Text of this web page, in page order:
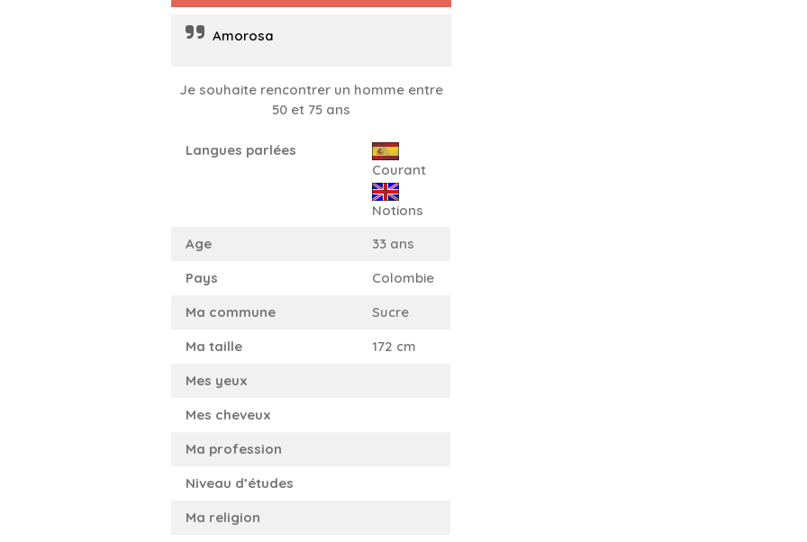
Amorosa
Je souhaite rencontrer un homme entre
50 et 75 ans
Langues parlées
Courant
Notions
Age
33 ans
Pays
Colombie
Ma commune
Sucre
Ma taille
172 cm
Mes yeux
Mes cheveux
Ma profession
Niveau d’études
Ma religion